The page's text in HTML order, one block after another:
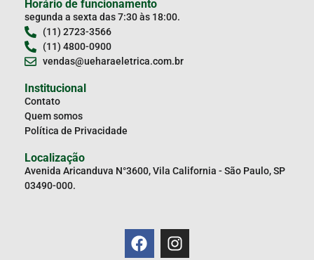
Horário de funcionamento
segunda a sexta das 7:30 às 18:00.
(11) 2723-3566
(11) 4800-0900
vendas@ueharaeletrica.com.br
Institucional
Contato
Quem somos
Política de Privacidade
Localização
Avenida Aricanduva N°3600, Vila California - São Paulo, SP
03490-000.